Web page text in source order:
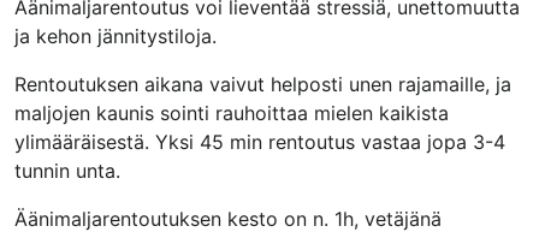
Äänimaljarentoutus voi lieventää stressiä, unettomuutta
ja kehon jännitystiloja.
Rentoutuksen aikana vaivut helposti unen rajamaille, ja
maljojen kaunis sointi rauhoittaa mielen kaikista
ylimääräisestä. Yksi 45 min rentoutus vastaa jopa 3-4
tunnin unta.
Äänimaljarentoutuksen kesto on n. 1h, vetäjänä